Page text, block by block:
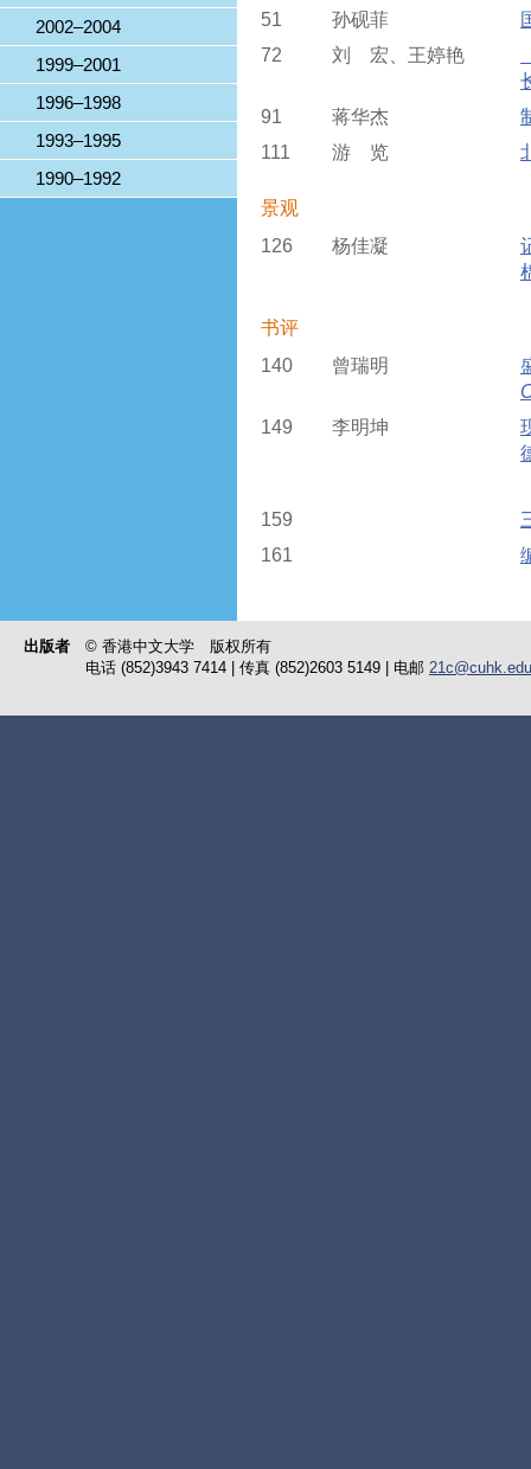
2002–2004
1999–2001
1996–1998
1993–1995
1990–1992
51
孙砚菲
72
刘 宏、王婷艳
91
蒋华杰
111
游 览
景观
126
杨佳凝
书评
140
曾瑞明
149
李明坤
159
161
出版者 © 香港中文大学 版权所有
电话 (852)3943 7414 | 传真 (852)2603 5149 | 电邮